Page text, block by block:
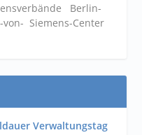
Berlin-
Siemens-Center
Verwaltungstag